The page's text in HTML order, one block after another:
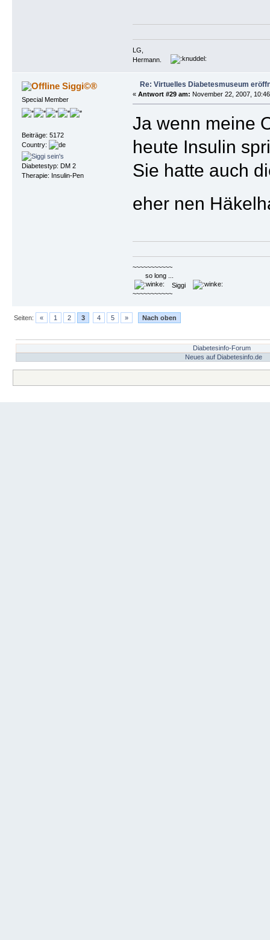
LG,
Hermann.
Siggi©®
Special Member
Beiträge: 5172
Country:
Diabetestyp: DM 2
Therapie: Insulin-Pen
Re: Virtuelles Diabetesmuseum
« Antwort #29 am: November 22, 2007,
Ja wenn meine
heute Insulin
Sie hatte auch
eher nen
~~~~~~~~~~~
so long ...
Siggi
~~~~~~~~~~~
Seiten: « 1 2 3 4 5 » Nach oben
Diabetesinfo-Forum
Neues auf Diabetesinfo.de